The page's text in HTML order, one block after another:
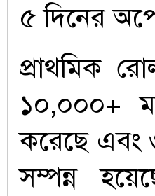
৫ দিনের
প্রাথমিক
১০,০০০+
করেছে এবং
সম্পন্ন